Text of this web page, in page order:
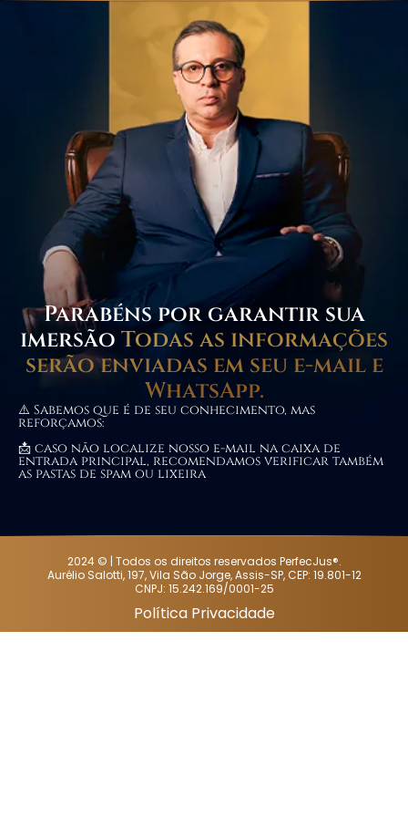
Parabéns por garantir sua
imersão Todas as informações
serão enviadas em seu e-mail e
WhatsApp.
⚠️ Sabemos que é de seu conhecimento, mas
reforçamos:
📩 caso não localize nosso e-mail na caixa de
entrada principal, recomendamos verificar também
as pastas de spam ou lixeira
2024 © | Todos os direitos reservados PerfecJus®.
Aurélio Salotti, 197, Vila São Jorge, Assis-SP, CEP: 19.801-12
CNPJ: 15.242.169/0001-25
Política Privacidade